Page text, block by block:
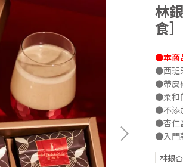
林
食］
●本商
●西班
●帶皮
●柔和
●不添
●杏仁
●入門
林銀杏